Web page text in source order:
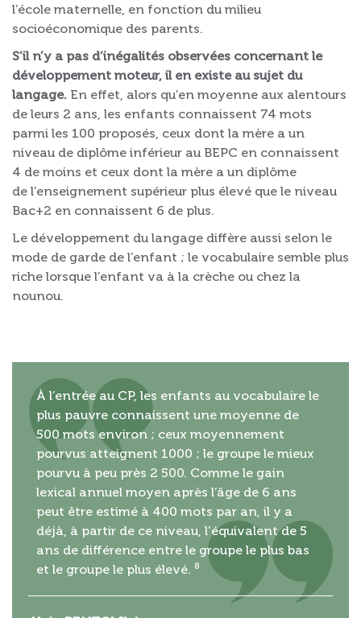
l’école maternelle, en fonction du milieu
socioéconomique des parents.
S’il n’y a pas d’inégalités observées concernant le
développement moteur, il en existe au sujet du
langage. En effet, alors qu’en moyenne aux alentours
de leurs 2 ans, les enfants connaissent 74 mots
parmi les 100 proposés, ceux dont la mère a un
niveau de diplôme inférieur au BEPC en connaissent
4 de moins et ceux dont la mère a un diplôme
de l’enseignement supérieur plus élevé que le niveau
Bac+2 en connaissent 6 de plus.
Le développement du langage diffère aussi selon le
mode de garde de l’enfant ; le vocabulaire semble plus
riche lorsque l’enfant va à la crèche ou chez la
nounou.
À l’entrée au CP, les enfants au vocabulaire le
plus pauvre connaissent une moyenne de
500 mots environ ; ceux moyennement
pourvus atteignent 1000 ; le groupe le mieux
pourvu à peu près 2 500. Comme le gain
lexical annuel moyen après l’âge de 6 ans
peut être estimé à 400 mots par an, il y a
déjà, à partir de ce niveau, l'équivalent de 5
ans de différence entre le groupe le plus bas
et le groupe le plus élevé. 8